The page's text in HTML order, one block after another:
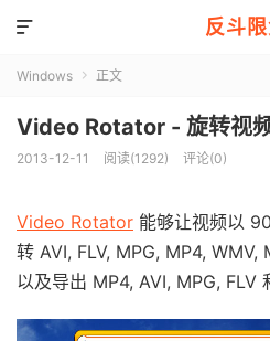
反斗

Windows  正文
Video Rotator - 旋转视
2013-12-11 阅读(1292) 评论(0)
Video Rotator 能够让视频以
转 AVI, FLV, MPG, MP4, WMV,
以及导出 MP4, AVI, MPG, FLV